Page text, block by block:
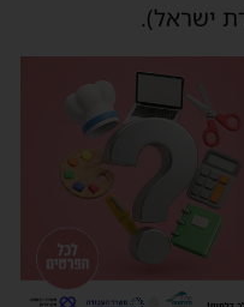
ישראל).